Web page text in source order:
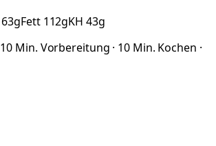
63gFett 112gKH 43g
Min. Vorbereitung · 10 Min. Kochen ·